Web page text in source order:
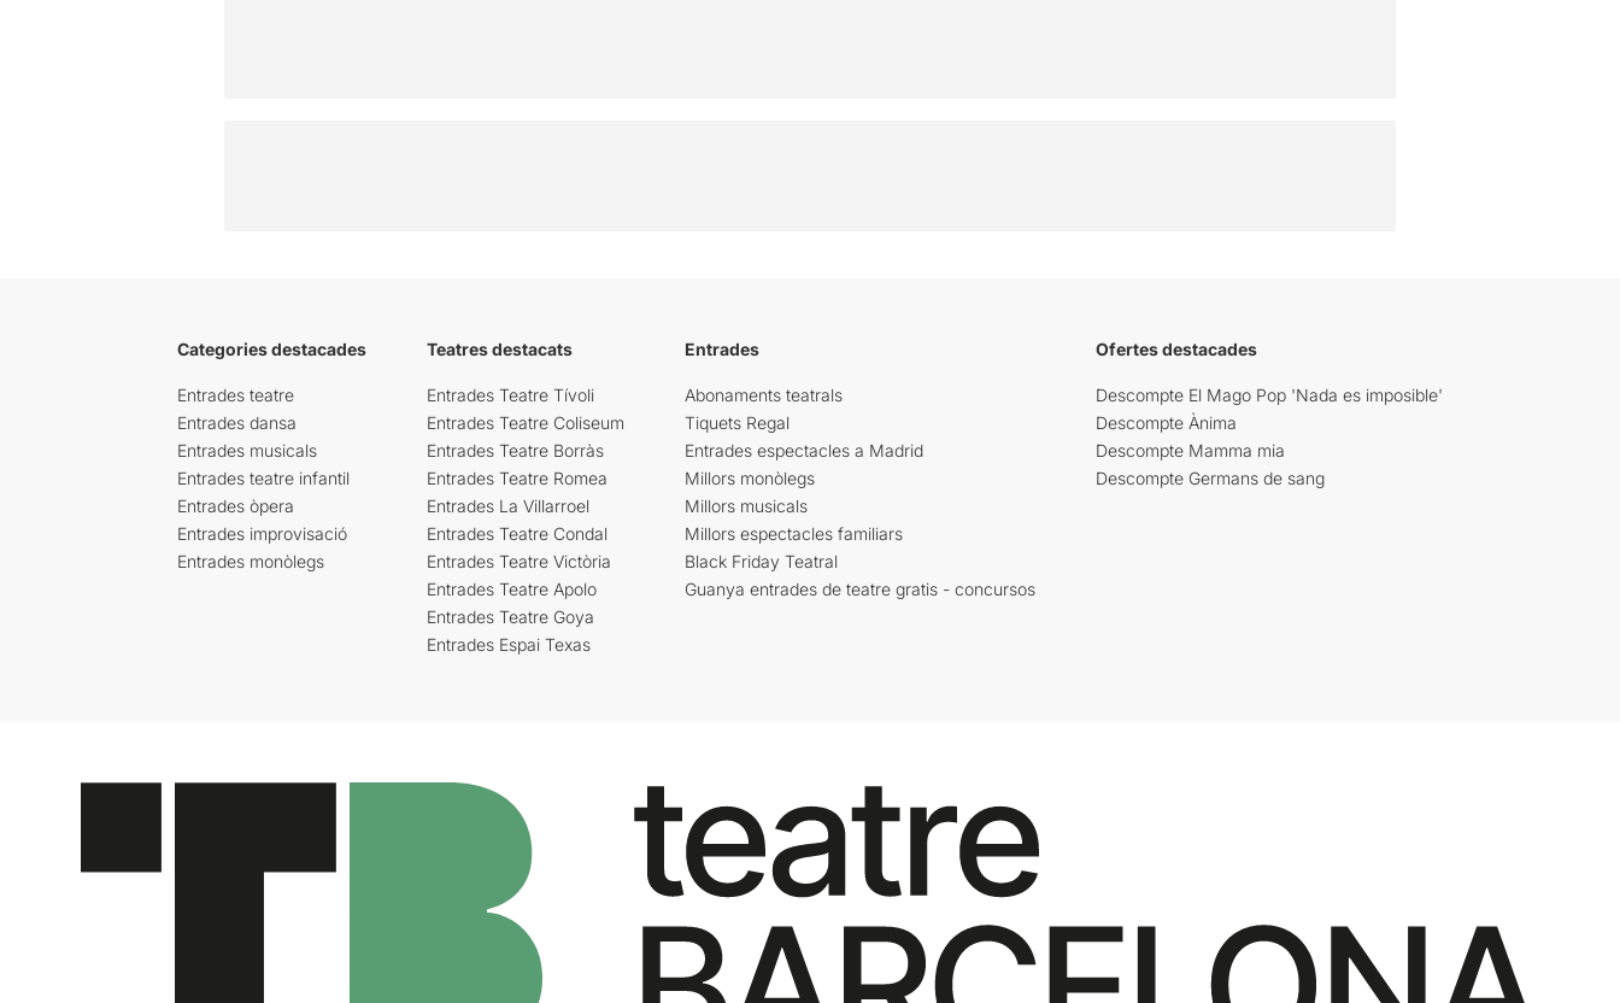
Categories destacades
Entrades teatre
Entrades dansa
Entrades musicals
Entrades teatre infantil
Entrades òpera
Entrades improvisació
Entrades monòlegs
Teatres destacats
Entrades Teatre Tívoli
Entrades Teatre Coliseum
Entrades Teatre Borràs
Entrades Teatre Romea
Entrades La Villarroel
Entrades Teatre Condal
Entrades Teatre Victòria
Entrades Teatre Apolo
Entrades Teatre Goya
Entrades Espai Texas
Entrades
Abonaments teatrals
Tiquets Regal
Entrades espectacles a Madrid
Millors monòlegs
Millors musicals
Millors espectacles familiars
Black Friday Teatral
Guanya entrades de teatre gratis - concursos
Ofertes destacades
Descompte El Mago Pop 'Nada es imposible'
Descompte Ànima
Descompte Mamma mia
Descompte Germans de sang